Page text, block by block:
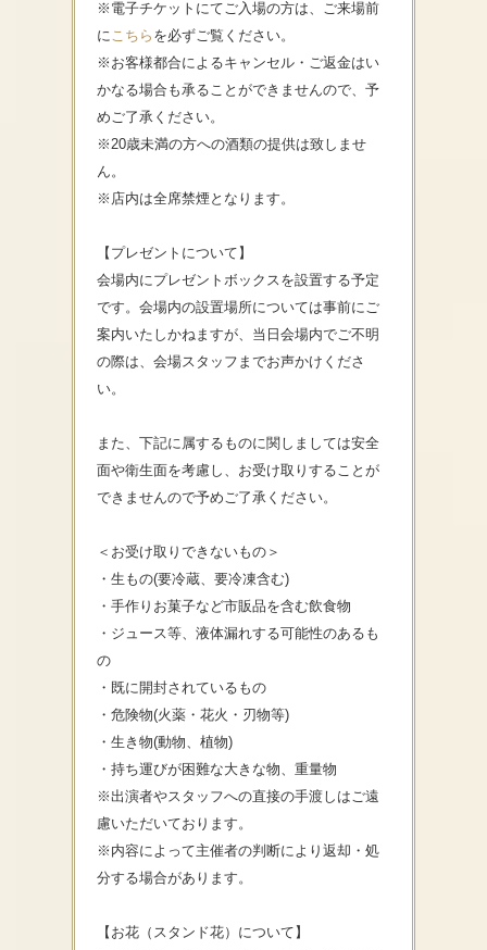
※電子チケットにてご入場の方は、ご来場前
にこちら を必ずご覧ください。
※お客様都合によるキャンセル・ご返金はい
かなる場合も承ることができませんので、予
めご了承ください。
※20歳未満の方への酒類の提供は致しませ
ん。
※店内は全席禁煙となります。
【プレゼントについて】
会場内にプレゼントボックスを設置する予定
です。会場内の設置場所については事前にご
案内いたしかねますが、当日会場内でご不明
の際は、会場スタッフまでお声かけくださ
い。
また、下記に属するものに関しましては安全
面や衛生面を考慮し、お受け取りすることが
できませんので予めご了承ください。
＜お受け取りできないもの＞
・生もの(要冷蔵、要冷凍含む)
・手作りお菓子など市販品を含む飲食物
・ジュース等、液体漏れする可能性のあるも
の
・既に開封されているもの
・危険物(火薬・花火・刃物等)
・生き物(動物、植物)
・持ち運びが困難な大きな物、重量物
※出演者やスタッフへの直接の手渡しはご遠
慮いただいております。
※内容によって主催者の判断により返却・処
分する場合があります。
【お花（スタンド花）について】